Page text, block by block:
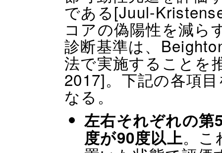
である[Juul-
コアの偽陽性を減ら
診断基準は、
法で実施することを
2017]。下記の各項
なる。
左右それぞれの第
度が90度以上。こ